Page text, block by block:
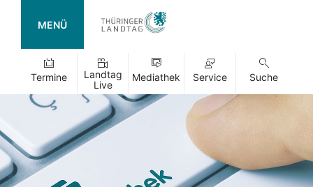
MENÜ
Termine
Landtag
Live
Mediathek Service Suche